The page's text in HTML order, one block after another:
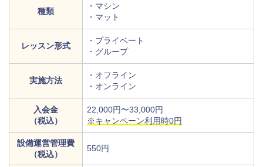
種類
・マシン
・マット
レッスン形式
・プライベート
・グループ
実施方法
・オフライン
・オンライン
入会金
（税込）
22,000円〜33,000円
※キャンペーン利用時0円
設備運営管理費
（税込）
550円